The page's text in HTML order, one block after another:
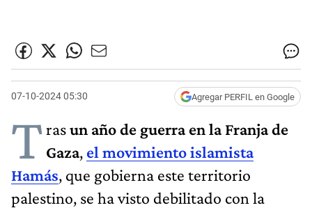
07-10-2024 05:30 Agregar PERFIL en Google
Trasun año de guerra en la Franja de
Gaza, el movimiento islamista
Hamás, que gobierna este territorio
palestino, se ha visto debilitado con la